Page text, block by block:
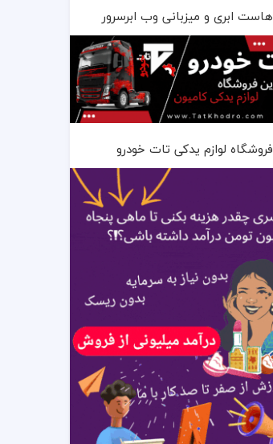
هاست ابری و میزبانی وب ابرسرور
فروشگاه لوازم یدکی تات خودرو